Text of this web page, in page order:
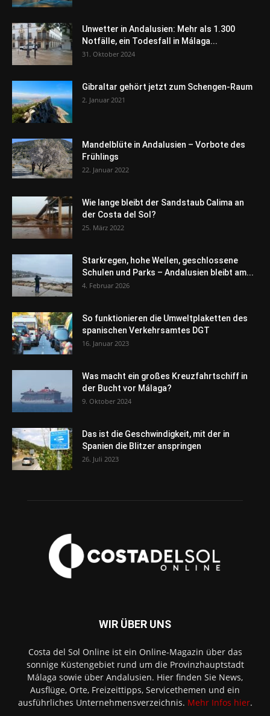
Unwetter in Andalusien: Mehr als 1.300
Notfälle, ein Todesfall in Málaga...
31. Oktober 2024
Gibraltar gehört jetzt zum Schengen-Raum
2. Januar 2021
Mandelblüte in Andalusien – Vorbote des
Frühlings
22. Januar 2022
Wie lange bleibt der Sandstaub Calima an
der Costa del Sol?
25. März 2022
Starkregen, hohe Wellen, geschlossene
Schulen und Parks – Andalusien bleibt am...
4. Februar 2026
So funktionieren die Umweltplaketten des
spanischen Verkehrsamtes DGT
16. Januar 2023
Was macht ein großes Kreuzfahrtschiff in
der Bucht vor Málaga?
9. Oktober 2024
Das ist die Geschwindigkeit, mit der in
Spanien die Blitzer anspringen
26. Juli 2023
WIR ÜBER UNS
Costa del Sol Online ist ein Online-Magazin über das
sonnige Küstengebiet rund um die Provinzhauptstadt
Málaga sowie über Andalusien. Hier finden Sie News,
Ausflüge, Orte, Freizeittipps, Servicethemen und ein
ausführliches Unternehmensverzeichnis. Mehr Infos hier.